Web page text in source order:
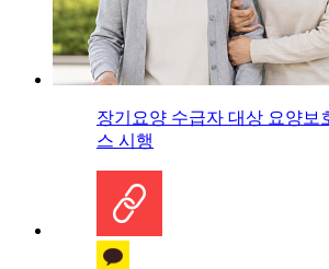
장기요양 수급자 대상 요양보
스 시행